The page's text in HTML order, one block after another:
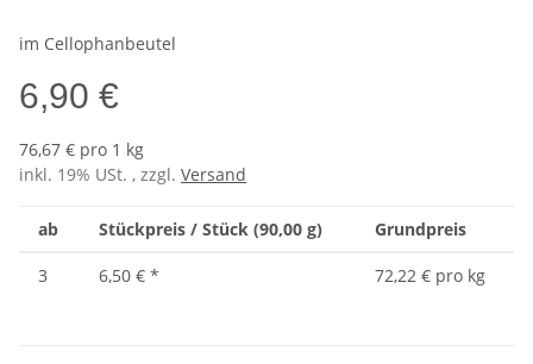
im Cellophanbeutel
6,90 €
76,67 € pro 1 kg
inkl. 19% USt. , zzgl. Versand
ab Stückpreis / Stück (90,00 g) Grundpreis
3 6,50 € * 72,22 € pro kg